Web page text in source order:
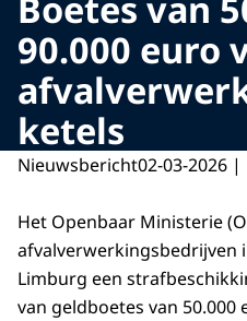
90.000 euro
ketels
Nieuwsbericht02-03-2026 |
Het Openbaar Ministerie
afvalverwerkingsbedrijven
Limburg een
van geldboetes van 50.000